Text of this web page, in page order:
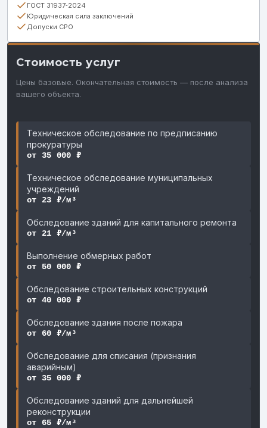
ГОСТ 31937‑2024
Юридическая сила заключений
Допуски СРО
Стоимость услуг
Цены базовые. Окончательная стоимость — после анализа
вашего объекта.
Техническое обследование по предписанию
прокуратуры
от 35 000 ₽
Техническое обследование муниципальных
учреждений
от 23 ₽/м³
Обследование зданий для капитального ремонта
от 21 ₽/м³
Выполнение обмерных работ
от 50 000 ₽
Обследование строительных конструкций
от 40 000 ₽
Обследование здания после пожара
от 60 ₽/м³
Обследование для списания (признания
аварийным)
от 35 000 ₽
Обследование зданий для дальнейшей
реконструкции
от 65 ₽/м³